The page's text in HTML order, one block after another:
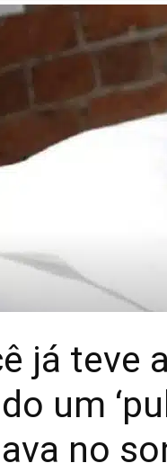
já teve
um
no